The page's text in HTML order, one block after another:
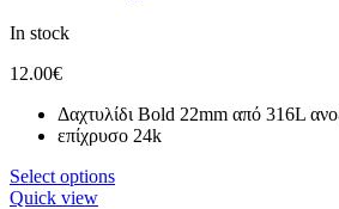
In stock
12.00€
Δαχτυλίδι Bold 22mm από 316L
επίχρυσο 24k
Select options
Quick view